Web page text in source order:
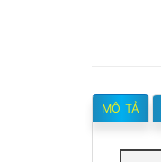
MÔ TẢ